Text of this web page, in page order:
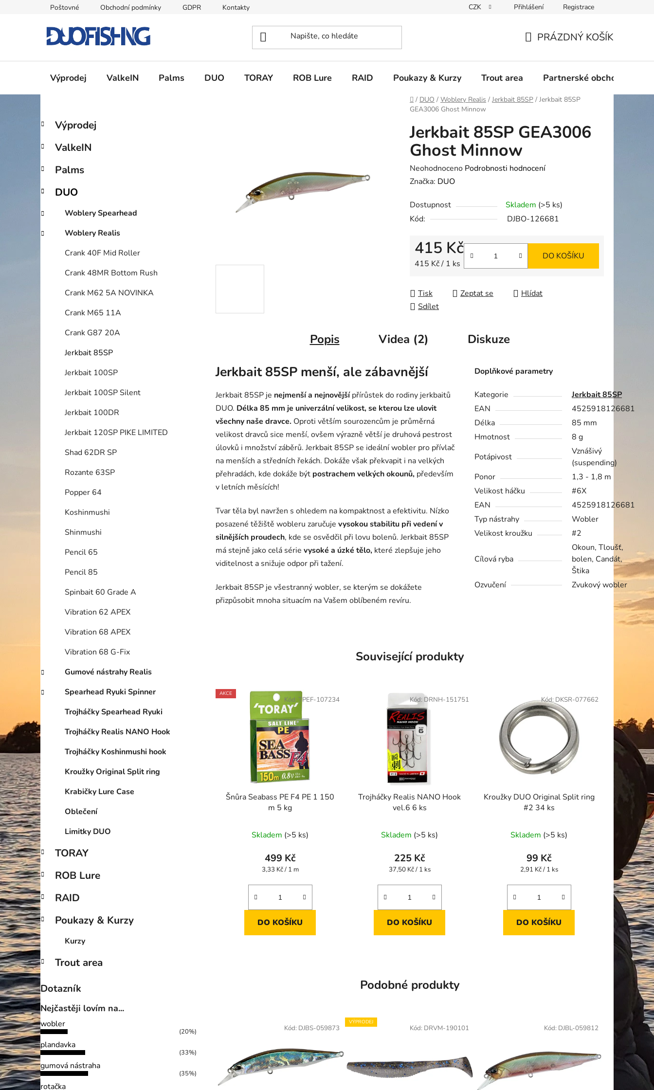
Poštovné Obchodní podmínky GDPR Kontakty CZK Přihlášení Registrace
KOŠÍK
PRÁZDNÝ KOŠÍK
Výprodej ValkeIN Palms DUO TORAY ROB Lure RAID Poukazy & Kurzy Trout area Partnerské obchody
Domů
/ DUO / Woblery Realis / Jerkbait 85SP / Jerkbait 85SP
GEA3006 Ghost Minnow
P
s
r
n
n
í
p
Přeskočit
kategorie
K
a
e
o
i
Výprodej
ValkeIN
Palms
DUO
Woblery Spearhead
Woblery Realis
Crank 40F Mid Roller
Crank 48MR Bottom Rush
Crank M62 5A NOVINKA
Crank M65 11A
Crank G87 20A
Jerkbait 85SP
Jerkbait 100SP
Jerkbait 100SP Silent
Jerkbait 100DR
Jerkbait 120SP PIKE LIMITED
Shad 62DR SP
Rozante 63SP
Popper 64
Koshinmushi
Shinmushi
Pencil 65
Pencil 85
Spinbait 60 Grade A
Vibration 62 APEX
Vibration 68 APEX
Vibration 68 G-Fix
Gumové nástrahy Realis
Spearhead Ryuki Spinner
Trojháčky Spearhead Ryuki
Trojháčky Realis NANO Hook
Trojháčky Koshinmushi hook
Kroužky Original Split ring
Krabičky Lure Case
Oblečení
Limitky DUO
TORAY
ROB Lure
RAID
Poukazy & Kurzy
Kurzy
Trout area
Dotazník
Nejčastěji lovím na...
wobler
(20%)
plandavka
(33%)
gumová nástraha
(35%)
rotačka
Jerkbait 85SP GEA3006
Ghost Minnow
Průměrné
hodnocení
je
0,0
hvězdiček.
Neohodnoceno Podrobnosti hodnocení
Značka: DUO
Dostupnost Skladem (>5 ks)
Kód:
DJBO-126681
415 Kč
Měrná cena:
415 Kč / 1 ks
DO KOŠÍKU
Tisk Zeptat se
Hlídat
Sdílet
Popis Videa (2) Diskuze
Jerkbait 85SP menší, ale zábavnější
Jerkbait 85SP je nejmenší a nejnovější přírůstek do rodiny jerkbaitů
DUO. Délka 85 mm je univerzální velikost, se kterou lze ulovit
všechny naše dravce. Oproti větším sourozencům je průměrná
velikost dravců sice menší, ovšem výrazně větší je druhová pestrost
úlovků i množství záběrů. Jerkbait 85SP se ideální wobler pro přívlač
na menších a středních řekách. Dokáže však překvapit i na velkých
přehradách, kde dokáže být postrachem velkých okounů, především
v letních měsících!
Tvar těla byl navržen s ohledem na kompaktnost a efektivitu. Nízko
posazené těžiště wobleru zaručuje vysokou stabilitu při vedení v
silnějších proudech, kde se osvědčil při lovu bolenů. Jerkbait 85SP
má stejně jako celá série vysoké a úzké tělo, které zlepšuje jeho
viditelnost a snižuje odpor při tažení.
Jerkbait 85SP je všestranný wobler, se kterým se dokážete
přizpůsobit mnoha situacím na Vašem oblíbeném revíru.
Doplňkové parametry
Kategorie
Jerkbait 85SP
EAN
4525918126681
Délka
85 mm
Hmotnost
8 g
Potápivost
Vznášivý
(suspending)
Ponor
1,3 - 1,8 m
Velikost háčku
#6X
EAN
4525918126681
Typ nástrahy
Wobler
Velikost kroužku
#2
Cílová ryba
Okoun, Tloušť,
bolen, Candát,
Štika
Ozvučení
Zvukový wobler
Související produkty
AKCE
Šnůra Seabass PE F4 PE 1 150
m 5 kg
Skladem (>5 ks)
499 Kč
Měrná
3,33 Kč / 1 m
DO KOŠÍKU
Kód: TPEF-107234
Trojháčky Realis NANO Hook
vel.6 6 ks
Skladem (>5 ks)
225 Kč
Měrná
37,50 Kč / 1 ks
DO KOŠÍKU
Kód: DRNH-151751
Kroužky DUO Original Split ring
#2 34 ks
Skladem (>5 ks)
99 Kč
Měrná
2,91 Kč / 1 ks
DO KOŠÍKU
Kód: DKSR-077662
Podobné produkty
Kód: DJBS-059873
VÝPRODEJ
Kód: DRVM-190101 Kód: DJBL-059812